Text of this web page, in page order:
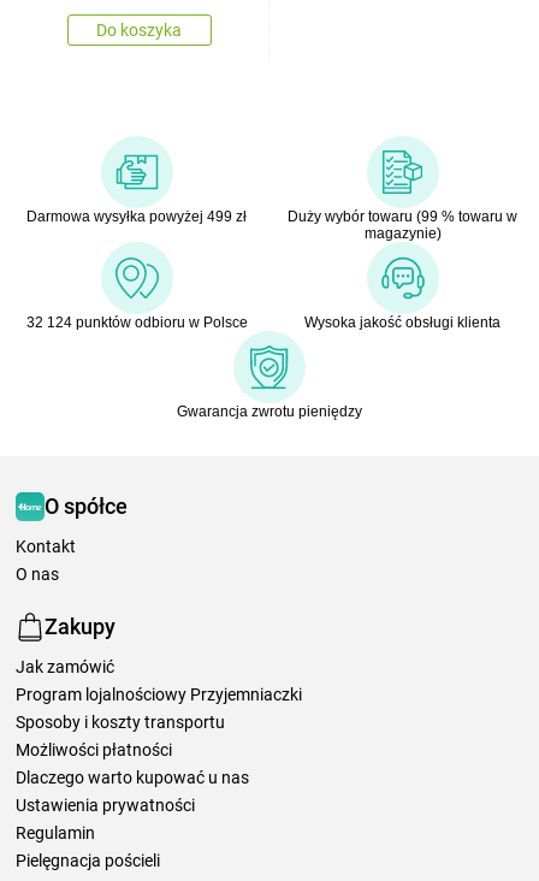
Do koszyka
Darmowa wysyłka powyżej 499 zł
Duży wybór towaru (99 % towaru w
magazynie)
32 124 punktów odbioru w Polsce Wysoka jakość obsługi klienta
Gwarancja zwrotu pieniędzy
O spółce
Kontakt
O nas
Zakupy
Jak zamówić
Program lojalnościowy Przyjemniaczki
Sposoby i koszty transportu
Możliwości płatności
Dlaczego warto kupować u nas
Ustawienia prywatności
Regulamin
Pielęgnacja pościeli